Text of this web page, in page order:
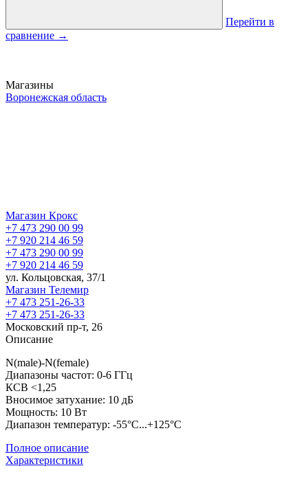
Перейти в
сравнение →
Магазины
Воронежская область
Магазин Крокс
+7 473 290 00 99
+7 920 214 46 59
+7 473 290 00 99
+7 920 214 46 59
ул. Кольцовская, 37/1
Магазин Телемир
+7 473 251-26-33
+7 473 251-26-33
Московский пр-т, 26
Описание
N(male)-N(female)
Диапазоны частот: 0-6 ГГц
КСВ <1,25
Вносимое затухание: 10 дБ
Мощность: 10 Вт
Диапазон температур: -55°C...+125°C
Полное описание
Характеристики